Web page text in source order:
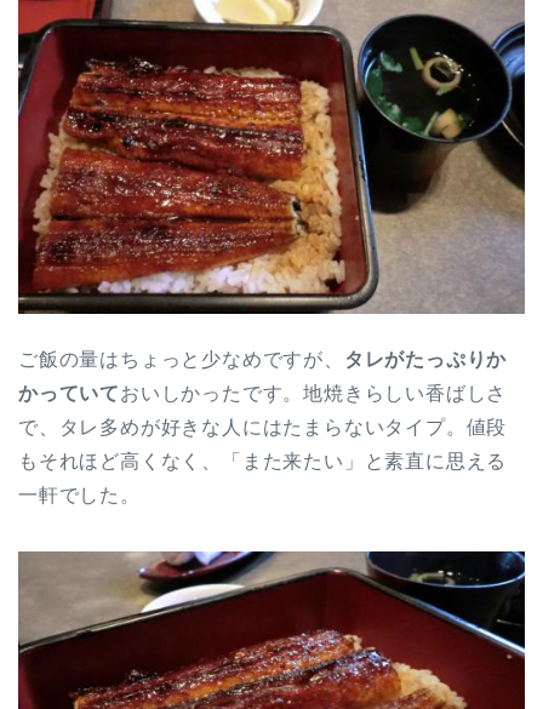
ご飯の量はちょっと少なめですが、
タレがたっぷりか
かっていておいしかったです。地焼きらしい香ばしさ
で、タレ多めが好きな人にはたまらないタイプ。値段
もそれほど高くなく、「また来たい」と素直に思える
一軒でした。